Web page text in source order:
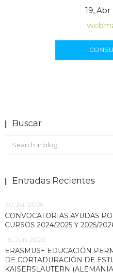
19,
Buscar
Buscar en el blog
Entradas Recientes
30, Jul 2026
CONVOCATORIAS AYUDAS
CURSOS 2024/2025 Y 2025/
18, Jun 2026
ERASMUS+ EDUCACIÓN
DE CORTADURACIÓN DE
KAISERSLAUTERN